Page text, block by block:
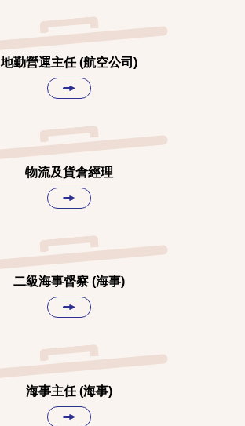
地勤營運主任 (航空公司)
物流及貨倉經理
二級海事督察 (海事)
海事主任 (海事)